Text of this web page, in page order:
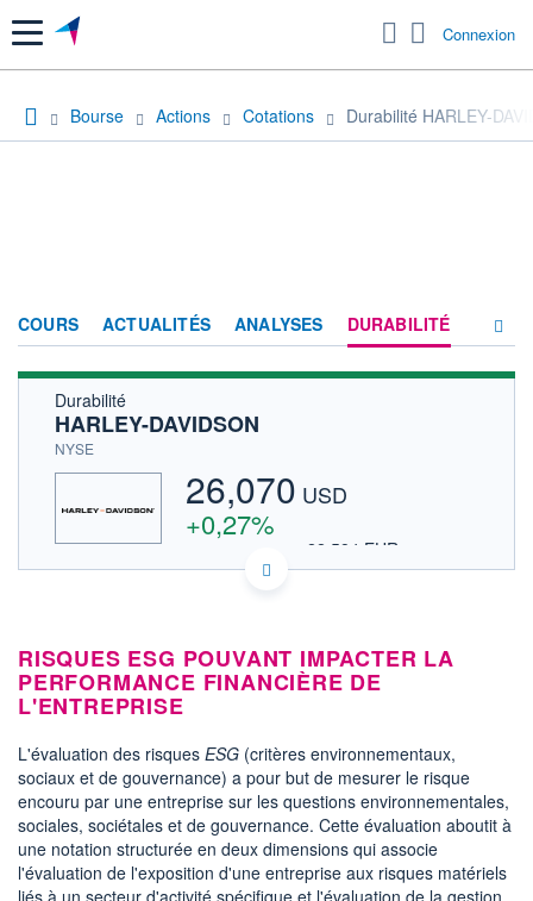
Menu Connexion
Bourse Actions Cotations Durabilité HARLEY-
COURS ACTUALITÉS ANALYSES DURABILITÉ
FORUM
HISTORIQUE
ACTIONNAIRES
Durabilité
HARLEY-DAVIDSON
NYSE
26,070 USD
+0,27%
22,584 EUR
Cotation sur les autres places
17h40 19h49
25,4
25,6
OUVERTURE CLÔTURE VEILLE
RISQUES ESG POUVANT IMPACTER LA
PERFORMANCE FINANCIÈRE DE
L'ENTREPRISE
L'évaluation des risques ESG (critères environnementaux,
sociaux et de gouvernance) a pour but de mesurer le risque
encouru par une entreprise sur les questions environnementales,
sociales, sociétales et de gouvernance. Cette évaluation aboutit à
une notation structurée en deux dimensions qui associe
l'évaluation de l'exposition d'une entreprise aux risques matériels
liés à un secteur d'activité spécifique et l'évaluation de la gestion